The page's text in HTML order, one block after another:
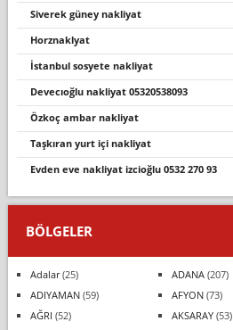
siverek güney nakliyat
horznaklyat
i̇stanbul sosyete nakliyat
devecıoğlu nakliyat 05320538093
özkoç ambar nakliyat
taşkıran yurt içi nakliyat
evden eve nakli̇yat i̇zci̇oğlu 0532 270 93
BÖLGELER
Adalar(25) ADANA(207)
ADIYAMAN(59) AFYON(73)
AĞRI (52) AKSARAY(53)